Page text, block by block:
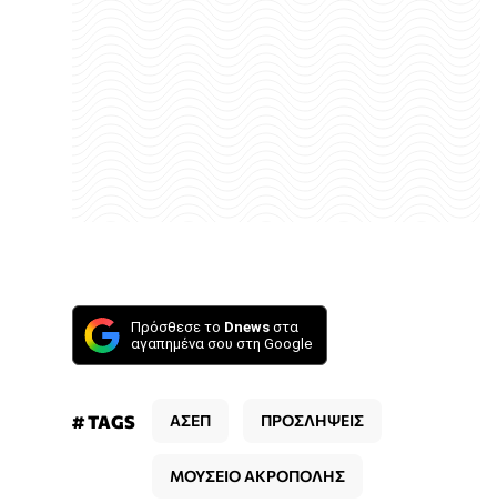
Πρόσθεσε το Dnews στα
αγαπημένα σου στη Google
# TAGS ΑΣΕΠ ΠΡΟΣΛΗΨΕΙΣ
ΜΟΥΣΕΙΟ ΑΚΡΟΠΟΛΗΣ